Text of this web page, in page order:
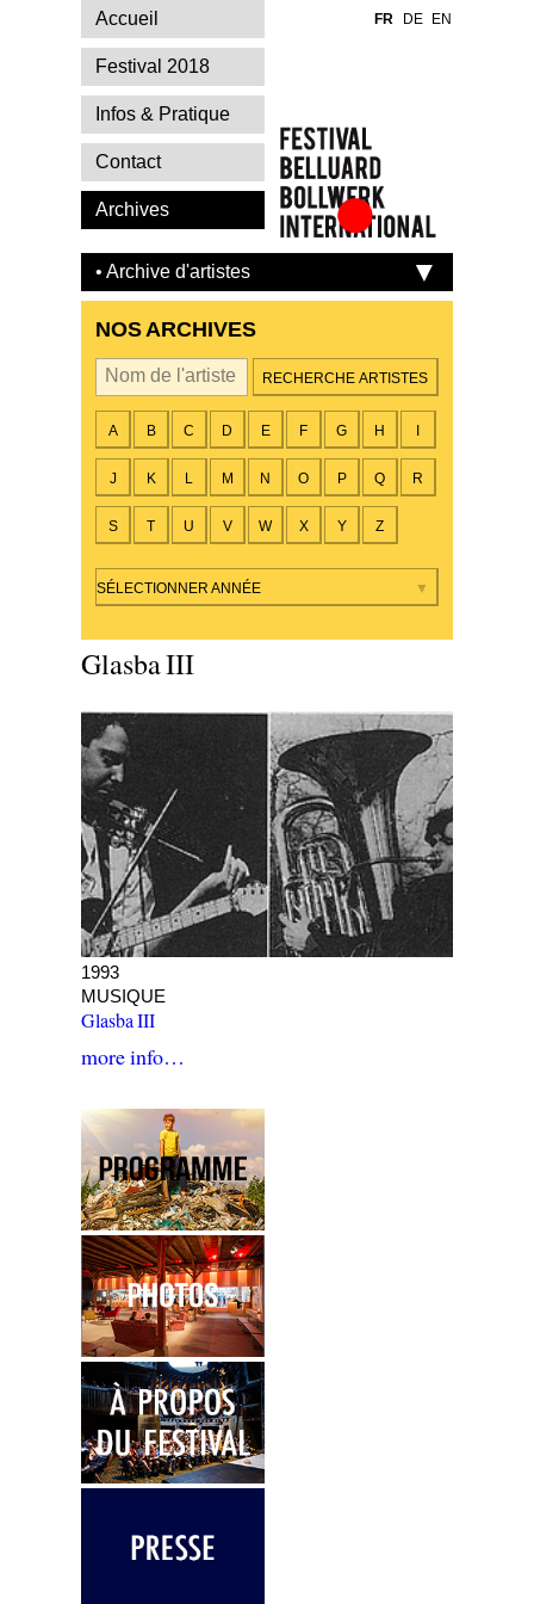
Festival Belluard
International
• Archive d'artistes
NOS ARCHIVES
A B C D E F G H
J K L M N O P Q R
S T U V W X Y Z
SÉLECTIONNER ANNÉE
Glasba III
1993
MUSIQUE
Glasba III
more info…
Accueil
Festival 2018
Infos & Pratique
Contact
Archives
FR DE EN